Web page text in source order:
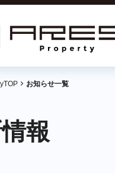
お知らせ一覧
報